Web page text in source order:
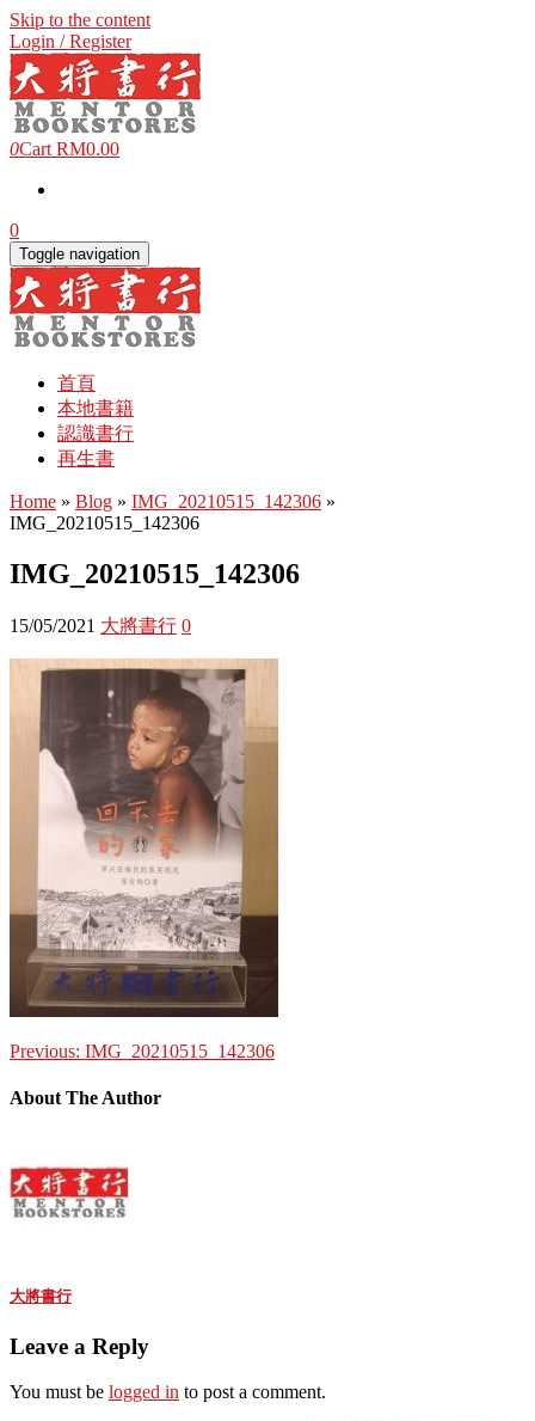
Skip to the content
Login / Register
0Cart RM0.00
0
Toggle navigation
首頁
本地書籍
認識書行
再生書
Home » Blog » IMG_20210515_142306 »
IMG_20210515_142306
IMG_20210515_142306
15/05/2021 大將書行 0
Previous: IMG_20210515_142306
About The Author
大將書行
Leave a Reply
You must be logged in to post a comment.